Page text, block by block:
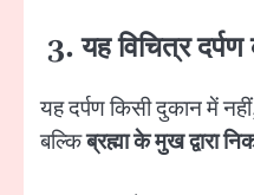
3. यह विचित्र
यह दर्पण किसी दुकान में
बल्किब्रह्मा के मुख द्वारा